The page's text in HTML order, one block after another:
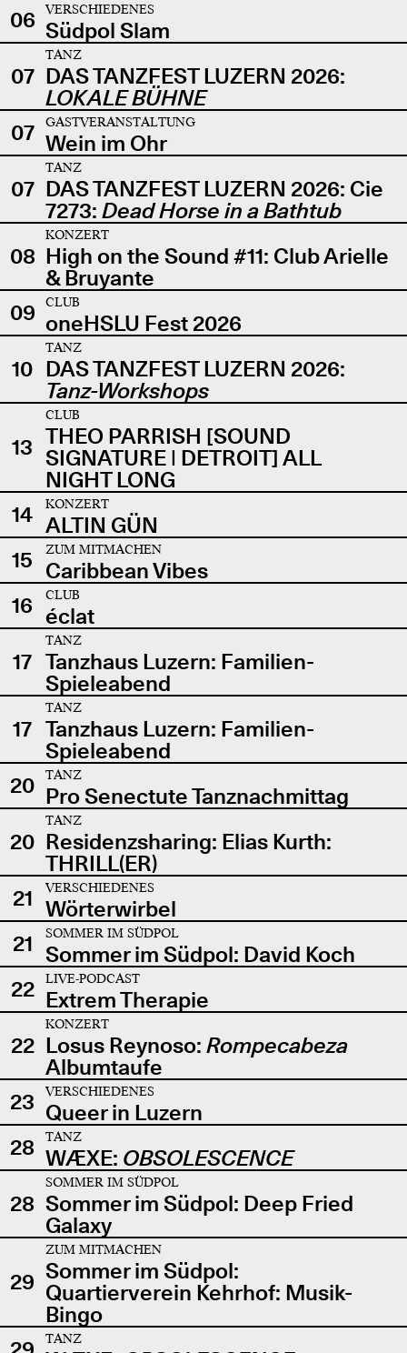
06
VERSCHIEDENES
Südpol Slam
07
TANZ
DAS TANZFEST LUZERN 2026:
LOKALE BÜHNE
07
GASTVERANSTALTUNG
Wein im Ohr
07
TANZ
DAS TANZFEST LUZERN 2026: Cie
7273: Dead Horse in a Bathtub
08
KONZERT
High on the Sound #11: Club Arielle
& Bruyante
09
CLUB
oneHSLU Fest 2026
10
TANZ
DAS TANZFEST LUZERN 2026:
Tanz-Workshops
13
CLUB
THEO PARRISH [SOUND
SIGNATURE | DETROIT] ALL
NIGHT LONG
14
KONZERT
ALTIN GÜN
15
ZUM MITMACHEN
Caribbean Vibes
16
CLUB
éclat
17
TANZ
Tanzhaus Luzern: Familien-
Spieleabend
17
TANZ
Tanzhaus Luzern: Familien-
Spieleabend
20
TANZ
Pro Senectute Tanznachmittag
20
TANZ
Residenzsharing: Elias Kurth:
THRILL(ER)
21
VERSCHIEDENES
Wörterwirbel
21
SOMMER IM SÜDPOL
Sommer im Südpol: David Koch
22
LIVE-PODCAST
Extrem Therapie
22
KONZERT
Losus Reynoso: Rompecabeza
Albumtaufe
23
VERSCHIEDENES
Queer in Luzern
28
TANZ
WÆXE: OBSOLESCENCE
28
SOMMER IM SÜDPOL
Sommer im Südpol: Deep Fried
Galaxy
29
ZUM MITMACHEN
Sommer im Südpol:
Quartierverein Kehrhof: Musik-
Bingo
TANZ